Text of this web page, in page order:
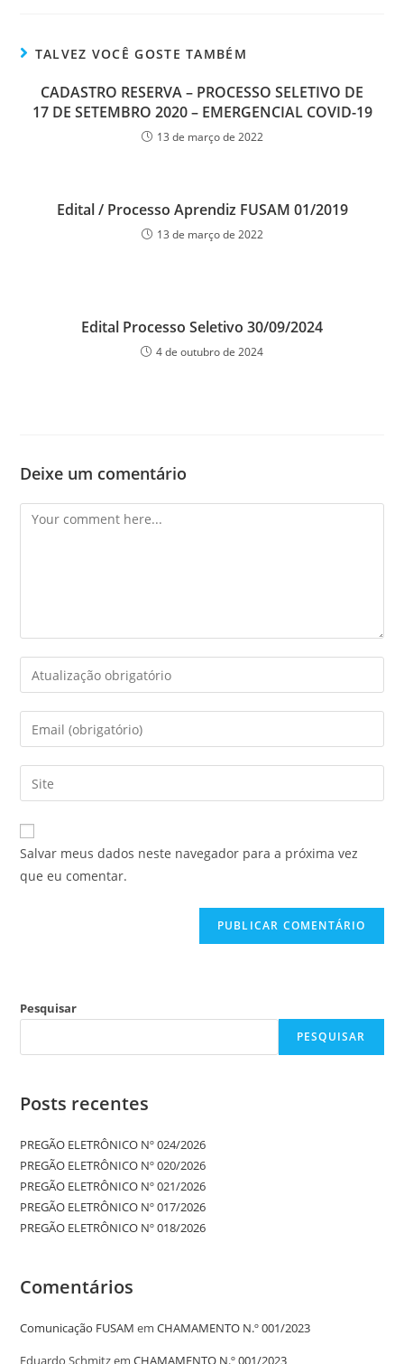
TALVEZ VOCÊ GOSTE TAMBÉM
CADASTRO RESERVA – PROCESSO SELETIVO DE
17 DE SETEMBRO 2020 – EMERGENCIAL COVID-19
13 de março de 2022
Edital / Processo Aprendiz FUSAM 01/2019
13 de março de 2022
Edital Processo Seletivo 30/09/2024
4 de outubro de 2024
Deixe um comentário
Salvar meus dados neste navegador para a próxima vez
que eu comentar.
Pesquisar
PESQUISAR
Posts recentes
PREGÃO ELETRÔNICO Nº 024/2026
PREGÃO ELETRÔNICO Nº 020/2026
PREGÃO ELETRÔNICO Nº 021/2026
PREGÃO ELETRÔNICO Nº 017/2026
PREGÃO ELETRÔNICO Nº 018/2026
Comentários
Comunicação FUSAM emCHAMAMENTO N.º 001/2023
Eduardo SchmitzemCHAMAMENTO N.º 001/2023